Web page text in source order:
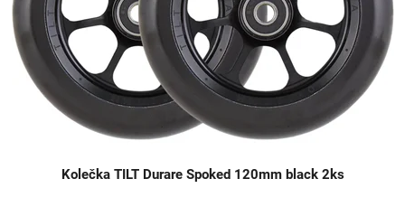
Kolečka TILT Durare Spoked 120mm black 2ks